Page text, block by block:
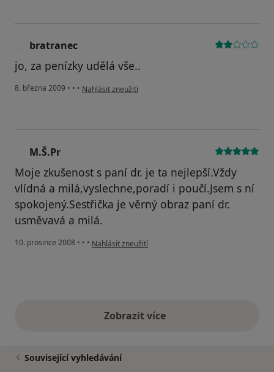
bratranec
jo, za penízky udělá vše..
8. března 2009 • • • podle názoru uživatele bratranec
Nahlásit zneužití
M.Š.Pr
Moje zkušenost s paní dr. je ta nejlepší.Vždy
vlídná a milá,vyslechne,poradí i poučí.Jsem s ní
spokojený.Sestřička je věrný obraz paní dr.
usměvavá a milá.
10. prosince 2008 • • • podle názoru uživatele M.Š.Pr
Nahlásit zneužití
Zobrazit vícevýše uvedené názory
Související vyhledávání